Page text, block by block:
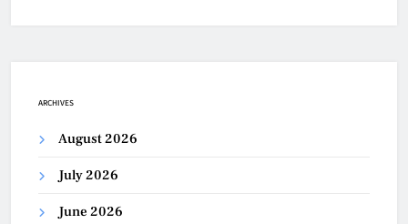
ARCHIVES
August 2026
July 2026
June 2026